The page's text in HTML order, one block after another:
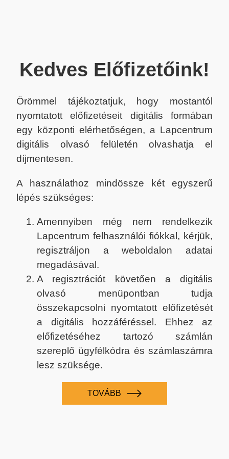
Kedves Előfizetőink!
Örömmel tájékoztatjuk, hogy mostantól
nyomtatott előfizetéseit digitális formában
egy központi elérhetőségen, a Lapcentrum
digitális olvasó felületén olvashatja el
díjmentesen.
A használathoz mindössze két egyszerű
lépés szükséges:
Amennyiben még nem rendelkezik
Lapcentrum felhasználói fiókkal, kérjük,
regisztráljon a weboldalon adatai
megadásával.
A regisztrációt követően a digitális
olvasó menüpontban tudja
összekapcsolni nyomtatott előfizetését
a digitális hozzáféréssel. Ehhez az
előfizetéséhez tartozó számlán
szereplő ügyfélkódra és számlaszámra
lesz szüksége.
TOVÁBB